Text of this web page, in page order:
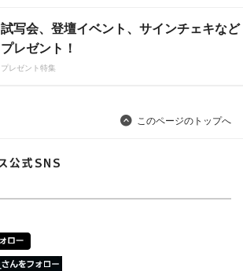
試写会、登壇イベント、サインチェキなど
プレゼント！
プレゼント特集
このページのトップへ